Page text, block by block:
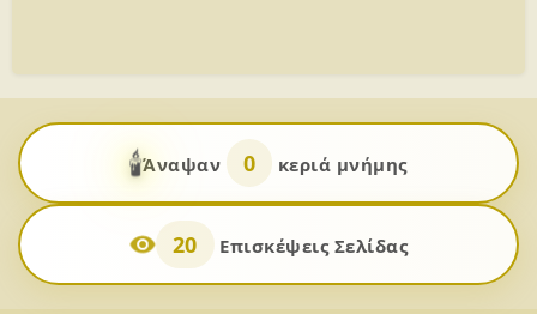
🕯️Άναψαν 0 κεριά μνήμης
20 Επισκέψεις Σελίδας